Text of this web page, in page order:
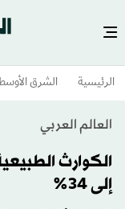
الرئيسية الشرق
العالم العربي
الكوارث
إلى 34%